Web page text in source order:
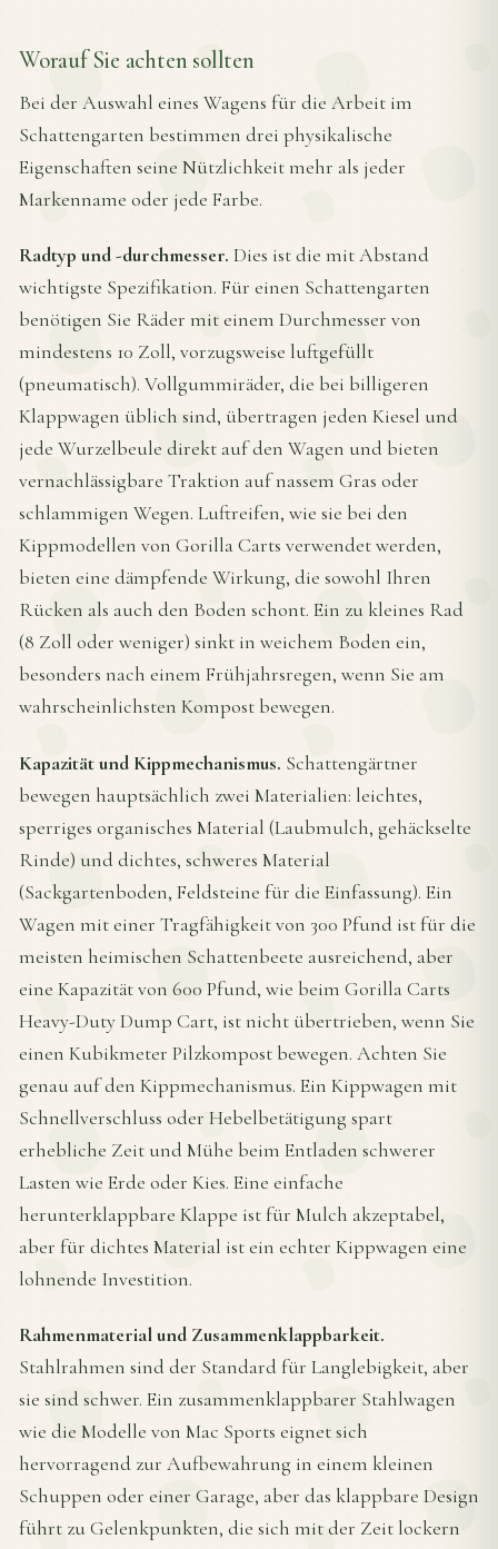
Worauf Sie achten sollten
Bei der Auswahl eines Wagens für die Arbeit im
Schattengarten bestimmen drei physikalische
Eigenschaften seine Nützlichkeit mehr als jeder
Markenname oder jede Farbe.
Radtyp und -durchmesser. Dies ist die mit Abstand
wichtigste Spezifikation. Für einen Schattengarten
benötigen Sie Räder mit einem Durchmesser von
mindestens 10 Zoll, vorzugsweise luftgefüllt
(pneumatisch). Vollgummiräder, die bei billigeren
Klappwagen üblich sind, übertragen jeden Kiesel und
jede Wurzelbeule direkt auf den Wagen und bieten
vernachlässigbare Traktion auf nassem Gras oder
schlammigen Wegen. Luftreifen, wie sie bei den
Kippmodellen von Gorilla Carts verwendet werden,
bieten eine dämpfende Wirkung, die sowohl Ihren
Rücken als auch den Boden schont. Ein zu kleines Rad
(8 Zoll oder weniger) sinkt in weichem Boden ein,
besonders nach einem Frühjahrsregen, wenn Sie am
wahrscheinlichsten Kompost bewegen.
Kapazität und Kippmechanismus. Schattengärtner
bewegen hauptsächlich zwei Materialien: leichtes,
sperriges organisches Material (Laubmulch, gehäckselte
Rinde) und dichtes, schweres Material
(Sackgartenboden, Feldsteine für die Einfassung). Ein
Wagen mit einer Tragfähigkeit von 300 Pfund ist für die
meisten heimischen Schattenbeete ausreichend, aber
eine Kapazität von 600 Pfund, wie beim Gorilla Carts
Heavy-Duty Dump Cart, ist nicht übertrieben, wenn Sie
einen Kubikmeter Pilzkompost bewegen. Achten Sie
genau auf den Kippmechanismus. Ein Kippwagen mit
Schnellverschluss oder Hebelbetätigung spart
erhebliche Zeit und Mühe beim Entladen schwerer
Lasten wie Erde oder Kies. Eine einfache
herunterklappbare Klappe ist für Mulch akzeptabel,
aber für dichtes Material ist ein echter Kippwagen eine
lohnende Investition.
Rahmenmaterial und Zusammenklappbarkeit.
Stahlrahmen sind der Standard für Langlebigkeit, aber
sie sind schwer. Ein zusammenklappbarer Stahlwagen
wie die Modelle von Mac Sports eignet sich
hervorragend zur Aufbewahrung in einem kleinen
Schuppen oder einer Garage, aber das klappbare Design
führt zu Gelenkpunkten, die sich mit der Zeit lockern